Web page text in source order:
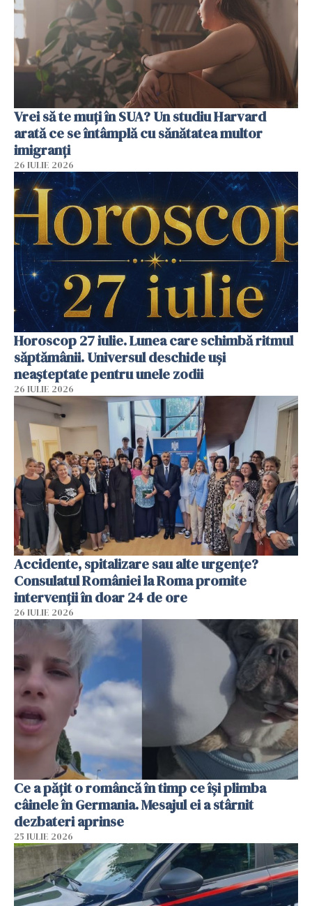
Vrei să te muți în SUA? Un studiu Harvard
arată ce se întâmplă cu sănătatea multor
imigranți
26 IULIE 2026
Horoscop 27 iulie. Lunea care schimbă ritmul
săptămânii. Universul deschide uși
neașteptate pentru unele zodii
26 IULIE 2026
Accidente, spitalizare sau alte urgențe?
Consulatul României la Roma promite
intervenții în doar 24 de ore
26 IULIE 2026
Ce a pățit o româncă în timp ce își plimba
câinele în Germania. Mesajul ei a stârnit
dezbateri aprinse
25 IULIE 2026